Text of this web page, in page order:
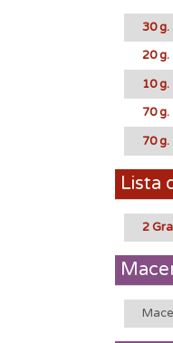
30 g.
20 g.
10 g.
70 g.
70 g.
Lista
2